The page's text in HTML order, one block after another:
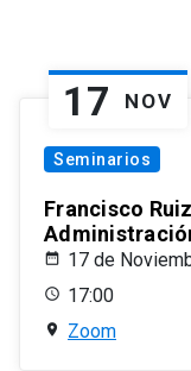
17 NOV
Seminarios
Francisco
17 de
17:00
Zoom